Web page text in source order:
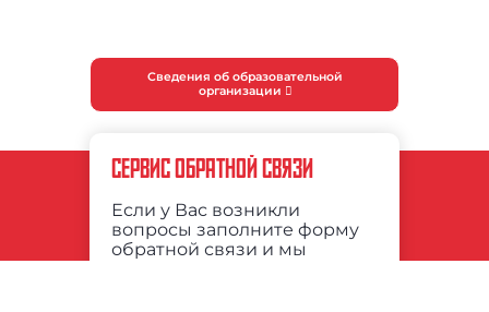
Сведения об образовательной
организации
СЕРВИС ОБРАТНОЙ СВЯЗИ
Если у Вас возникли
вопросы заполните форму
обратной связи и мы